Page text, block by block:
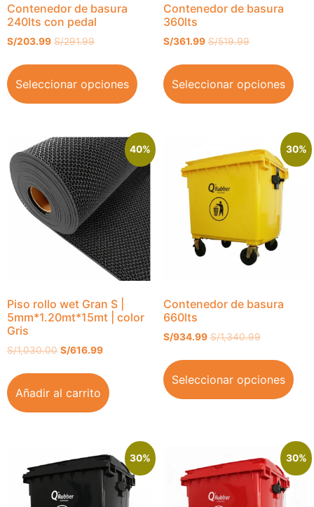
Contenedor de basura
240lts con pedal
S/203.99 S/291.99
Seleccionar opciones
Contenedor de basura
360lts
S/361.99 S/519.99
Seleccionar opciones
40%
Piso rollo wet Gran S |
5mm*1.20mt*15mt | color
Gris
S/1,030.00 S/616.99
Añadir al carrito
30%
Contenedor de basura
660lts
S/934.99 S/1,340.99
Seleccionar opciones
30% 30%